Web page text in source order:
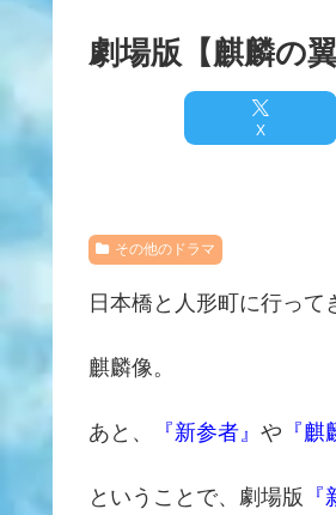
劇場版【麒麟の
X
その他のドラマ
日本橋と人形町に行って
麒麟像。
あと、 『新参者』 や 『麒
ということで、劇場版